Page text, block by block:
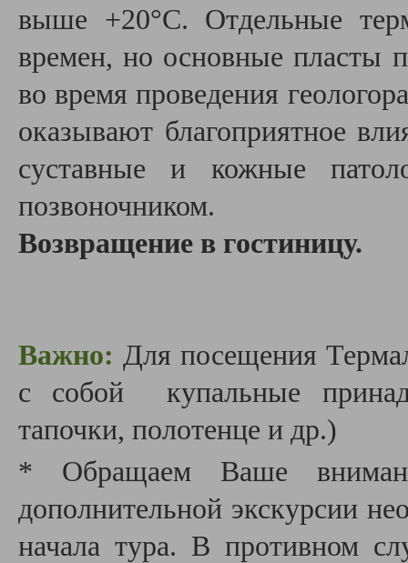
выше +20°С. Отдельные
времен, но основные пласты
во время проведения
оказывают благоприятное
суставные и кожные
позвоночником.
Возвращение в гостиницу.
Важно: Для посещения
с собой купальные
тапочки, полотенце и др.)
* Обращаем Ваше
дополнительной экскурсии
начала тура. В противном